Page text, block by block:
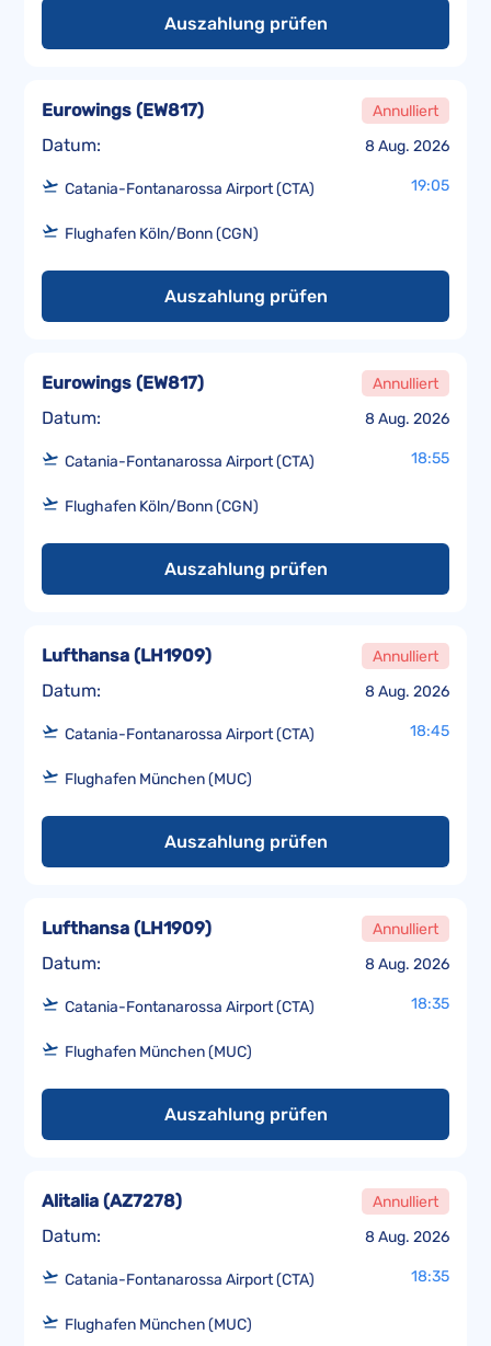
Auszahlung prüfen
Datum: 8 Aug. 2026
Eurowings (EW817) Annulliert
Catania-Fontanarossa Airport (CTA) 19:05
Flughafen Köln/Bonn (CGN)
Auszahlung prüfen
Datum: 8 Aug. 2026
Eurowings (EW817) Annulliert
Catania-Fontanarossa Airport (CTA) 18:55
Flughafen Köln/Bonn (CGN)
Auszahlung prüfen
Datum: 8 Aug. 2026
Lufthansa (LH1909) Annulliert
Catania-Fontanarossa Airport (CTA) 18:45
Flughafen München (MUC)
Auszahlung prüfen
Datum: 8 Aug. 2026
Lufthansa (LH1909) Annulliert
Catania-Fontanarossa Airport (CTA) 18:35
Flughafen München (MUC)
Auszahlung prüfen
Datum: 8 Aug. 2026
Alitalia (AZ7278) Annulliert
Catania-Fontanarossa Airport (CTA) 18:35
Flughafen München (MUC)